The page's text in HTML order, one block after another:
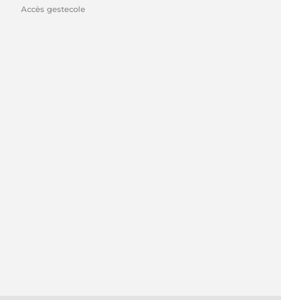
Accès gestecole